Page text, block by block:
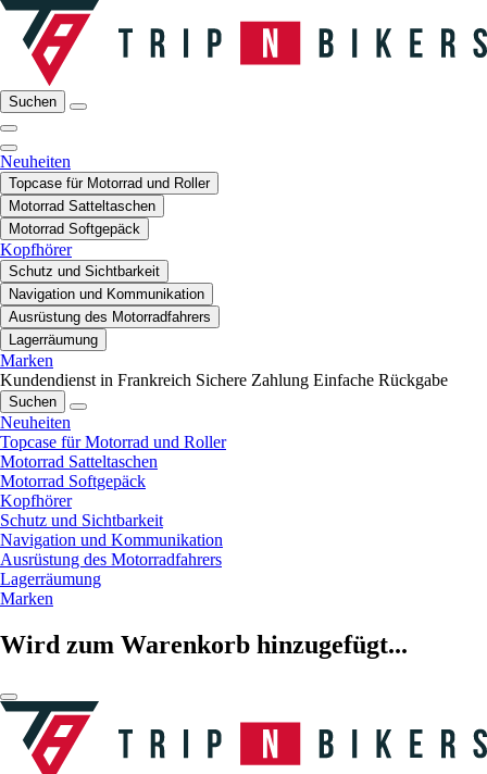
Suchen
Neuheiten
Topcase für Motorrad und Roller
Motorrad Satteltaschen
Motorrad Softgepäck
Kopfhörer
Schutz und Sichtbarkeit
Navigation und Kommunikation
Ausrüstung des Motorradfahrers
Lagerräumung
Marken
Kundendienst in Frankreich Sichere Zahlung Einfache Rückgabe
Suchen
Neuheiten
Topcase für Motorrad und Roller
Motorrad Satteltaschen
Motorrad Softgepäck
Kopfhörer
Schutz und Sichtbarkeit
Navigation und Kommunikation
Ausrüstung des Motorradfahrers
Lagerräumung
Marken
Wird zum Warenkorb hinzugefügt...